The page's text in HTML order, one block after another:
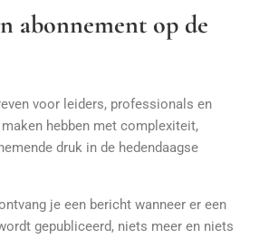
abonnement op de
voor leiders, professionals en
hebben met complexiteit,
druk in de hedendaagse
je een bericht wanneer er een
gepubliceerd, niets meer en niets